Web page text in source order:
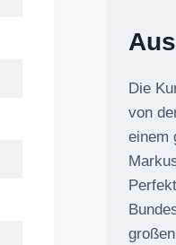
Die
von
einem